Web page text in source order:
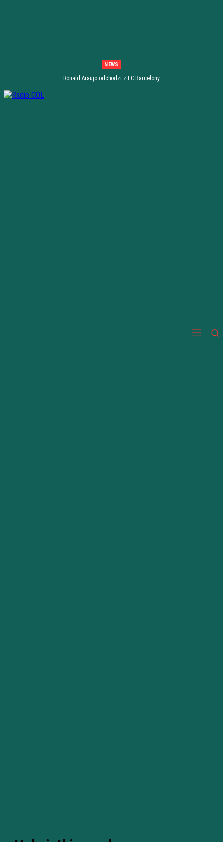
NEWS
Ronald Araujo odchodzi z FC Barcelony